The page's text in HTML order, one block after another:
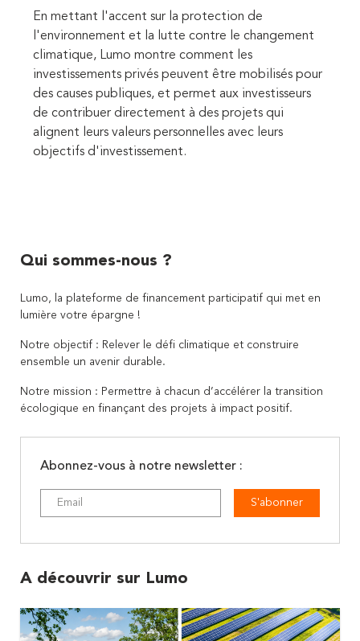
En mettant l'accent sur la protection de
l'environnement et la lutte contre le changement
climatique, Lumo montre comment les
investissements privés peuvent être mobilisés pour
des causes publiques, et permet aux investisseurs
de contribuer directement à des projets qui
alignent leurs valeurs personnelles avec leurs
objectifs d'investissement.
Qui sommes-nous ?
Lumo, la plateforme de financement participatif qui met en
lumière votre épargne !
Notre objectif : Relever le défi climatique et construire
ensemble un avenir durable.
Notre mission : Permettre à chacun d’accélérer la transition
écologique en finançant des projets à impact positif.
Abonnez-vous à notre newsletter :
S'abonner
A découvrir sur Lumo